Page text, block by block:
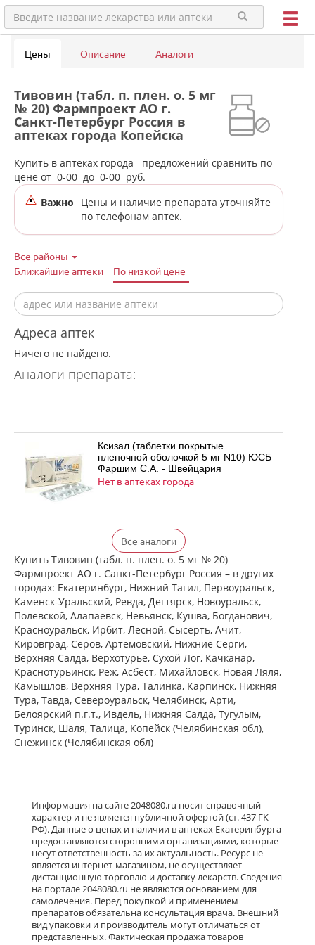
Цены Описание Аналоги
Тивовин (табл. п. плен. о. 5 мг
№ 20) Фармпроект АО г.
Санкт-Петербург Россия в
аптеках города Копейска
(Челябинская обл)
Купить в аптеках города
предложений сравнить по
цене от 0-00 до 0-00 руб.
Важно
Цены и наличие препарата уточняйте
по телефонам аптек.
Все районы
Ближайшие аптеки
По низкой цене
Адреса аптек
Ничего не найдено.
Аналоги препарата:
Ксизал (таблетки покрытые
пленочной оболочкой 5 мг N10) ЮСБ
Фаршим С.А. - Швейцария
Нет в аптеках города
Ксизал (таблетки покрытые
пленочной оболочкой 5 мг N14) ЮСБ
Фаршим С.А. - Швейцария
Нет в аптеках города
Ксизал (таблетки покрытые
пленочной оболочкой 5 мг N7) ЮСБ
Фаршим С.А. - Швейцария
Нет в аптеках города
Ксизал (капли для приема внутрь 5
мг/мл 10 мл, флакон-капельница)
ЮСБ Фаршим С.А., Эйсика
Фармасьютикалз С.р.Л. - Италия
Гленцет (таблетки покрытые
пленочной оболочкой 5 мг N10)
Гленмарк Дженерикс Лимитед -
Индия
Нет в аптеках города
Гленцет (таблетки покрытые
пленочной оболочкой 5 мг N14)
Гленмарк Дженерикс Лимитед -
Индия
Нет в аптеках города
Все аналоги
Купить Тивовин (табл. п. плен. о. 5 мг № 20)
Фармпроект АО г. Санкт-Петербург Россия – в других
городах: Екатеринбург, Нижний Тагил, Первоуральск,
Каменск-Уральский, Ревда, Дегтярск, Новоуральск,
Полевской, Алапаевск, Невьянск, Кушва, Богданович,
Красноуральск, Ирбит, Лесной, Сысерть, Ачит,
Кировград, Серов, Артёмовский, Нижние Cерги,
Верхняя Салда, Верхотурье, Сухой Лог, Качканар,
Краснотурьинск, Реж, Асбест, Михайловск, Новая Ляля,
Камышлов, Верхняя Тура, Талинка, Карпинск, Нижняя
Тура, Тавда, Североуральск, Челябинск, Арти,
Белоярский п.г.т., Ивдель, Нижняя Салда, Тугулым,
Туринск, Шаля, Талица, Копейск (Челябинская обл),
Снежинск (Челябинская обл)
Информация на сайте 2048080.ru носит справочный
характер и не является публичной офертой (ст. 437 ГК
РФ). Данные о ценах и наличии в аптеках Екатеринбурга
предоставляются сторонними организациями, которые
несут ответственность за их актуальность. Ресурс не
является интернет-магазином, не осуществляет
дистанционную торговлю и доставку лекарств. Сведения
на портале 2048080.ru не являются основанием для
самолечения. Перед покупкой и применением
препаратов обязательна консультация врача. Внешний
вид упаковки и производитель могут отличаться от
представленных. Фактическая продажа товаров